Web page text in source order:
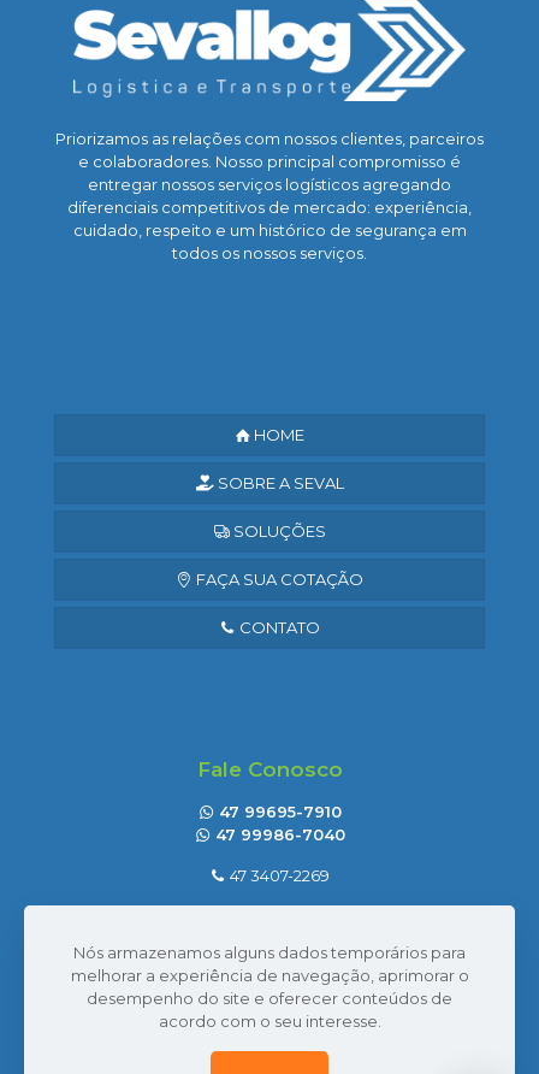
Priorizamos as relações com nossos clientes, parceiros
e colaboradores. Nosso principal compromisso é
entregar nossos serviços logísticos agregando
diferenciais competitivos de mercado: experiência,
cuidado, respeito e um histórico de segurança em
todos os nossos serviços.
HOME
SOBRE A SEVAL
SOLUÇÕES
FAÇA SUA COTAÇÃO
CONTATO
Fale Conosco
47 99695-7910
47 99986-7040
47 3407-2269
Rod. dos Móveis, 2060, Sala 05
Mato Preto, São Bento do Sul | SC
Ver Localização
Nós armazenamos alguns dados temporários para
melhorar a experiência de navegação, aprimorar o
desempenho do site e oferecer conteúdos de
acordo com o seu interesse.